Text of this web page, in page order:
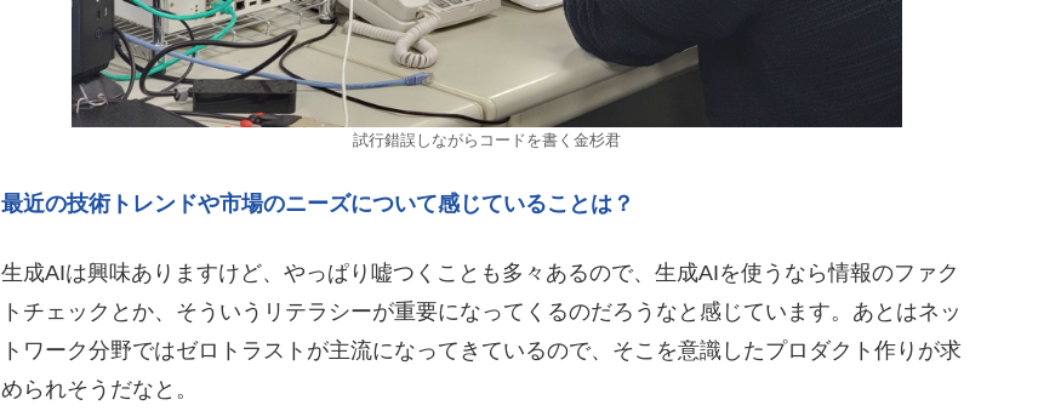
試行錯誤しながらコードを書く金杉君
最近の技術トレンドや市場のニーズについて感じていることは？
生成AIは興味ありますけど、やっぱり嘘つくことも多々あるので、生成AIを使うなら情報のファク
トチェックとか、そういうリテラシーが重要になってくるのだろうなと感じています。あとはネッ
トワーク分野ではゼロトラストが主流になってきているので、そこを意識したプロダクト作りが求
められそうだなと。